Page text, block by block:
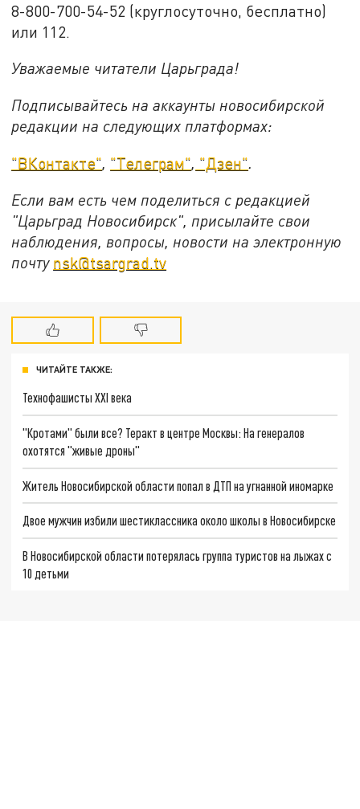
8-800-700-54-52 (круглосуточно, бесплатно)
или 112.
Уважаемые читатели Царьграда!
Подписывайтесь на аккаунты новосибирской
редакции на следующих платформах:
"ВКонтакте", "Телеграм", "Дзен".
Если вам есть чем поделиться с редакцией
"Царьград Новосибирск", присылайте свои
наблюдения, вопросы, новости на электронную
почту nsk@tsargrad.tv
ЧИТАЙТЕ ТАКЖЕ:
Технофашисты XXI века
"Кротами" были все? Теракт в центре Москвы: На генералов
охотятся "живые дроны"
Житель Новосибирской области попал в ДТП на угнанной иномарке
Двое мужчин избили шестиклассника около школы в Новосибирске
В Новосибирской области потерялась группа туристов на лыжах с
10 детьми